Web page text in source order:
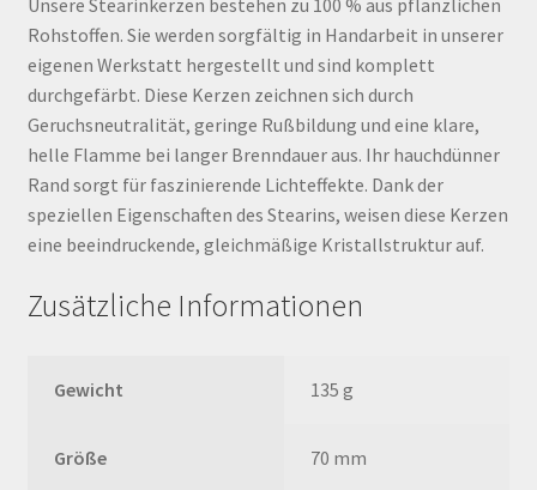
Unsere Stearinkerzen bestehen zu 100 % aus pflanzlichen
Rohstoffen. Sie werden sorgfältig in Handarbeit in unserer
eigenen Werkstatt hergestellt und sind komplett
durchgefärbt. Diese Kerzen zeichnen sich durch
Geruchsneutralität, geringe Rußbildung und eine klare,
helle Flamme bei langer Brenndauer aus. Ihr hauchdünner
Rand sorgt für faszinierende Lichteffekte. Dank der
speziellen Eigenschaften des Stearins, weisen diese Kerzen
eine beeindruckende, gleichmäßige Kristallstruktur auf.
Zusätzliche Informationen
Gewicht 135 g
Größe 70 mm